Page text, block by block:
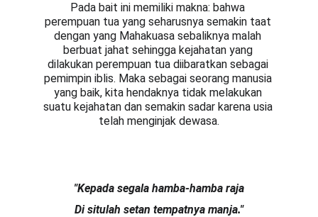
Pada bait ini memiliki makna: bahwa
perempuan tua yang seharusnya semakin taat
dengan yang Mahakuasa sebaliknya malah
berbuat jahat sehingga kejahatan yang
dilakukan perempuan tua diibaratkan sebagai
pemimpin iblis. Maka sebagai seorang manusia
yang baik, kita hendaknya tidak melakukan
suatu kejahatan dan semakin sadar karena usia
telah menginjak dewasa.
"Kepada segala hamba-hamba raja
Di situlah setan tempatnya manja."